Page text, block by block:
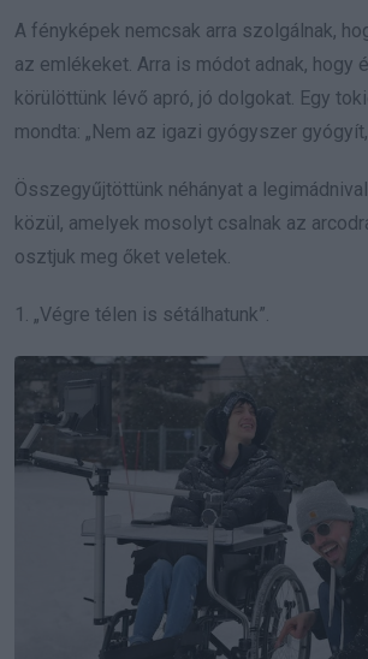
A fényképek nemcsak arra szolgálnak,
az emlékeket. Arra is módot adnak, hogy
körülöttünk lévő apró, jó dolgokat. Egy
mondta: „Nem az igazi gyógyszer gyógyít,
Összegyűjtöttünk néhányat a
közül, amelyek mosolyt csalnak az
osztjuk meg őket veletek.
1. „Végre télen is sétálhatunk”.